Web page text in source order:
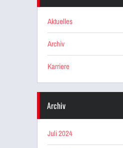
Aktuelles
Archiv
Karriere
Archiv
Juli 2024